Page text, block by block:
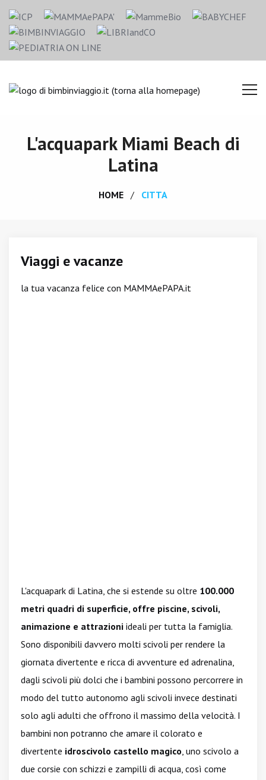
L'acquapark Miami Beach di
Latina
HOME CITTA
Viaggi e vacanze
la tua vacanza felice con MAMMAePAPA.it
L'acquapark di Latina, che si estende su oltre 100.000
metri quadri di superficie, offre piscine, scivoli,
animazione e attrazioni ideali per tutta la famiglia.
Sono disponibili davvero molti scivoli per rendere la
giornata divertente e ricca di avventure ed adrenalina,
dagli scivoli più dolci che i bambini possono percorrere in
modo del tutto autonomo agli scivoli invece destinati
solo agli adulti che offrono il massimo della velocità. I
bambini non potranno che amare il colorato e
divertente idroscivolo castello magico, uno scivolo a
due corsie con schizzi e zampilli di acqua, così come